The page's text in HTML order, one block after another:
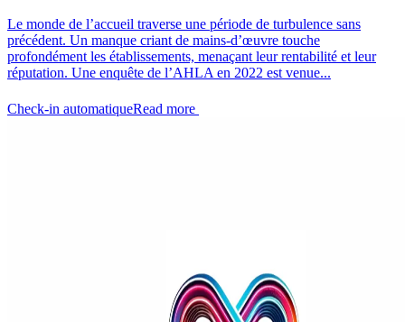
Le monde de l’accueil traverse une période de turbulence sans
précédent. Un manque criant de mains-d’œuvre touche
profondément les établissements, menaçant leur rentabilité et leur
réputation. Une enquête de l’AHLA en 2022 est venue...
Check-in automatiqueRead more